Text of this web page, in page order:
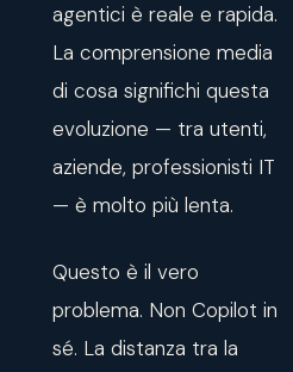
agentici è reale e rapida.
La comprensione media
di cosa significhi questa
evoluzione — tra utenti,
aziende, professionisti IT
— è molto più lenta.
Questo è il vero
problema. Non Copilot in
sé. La distanza tra la